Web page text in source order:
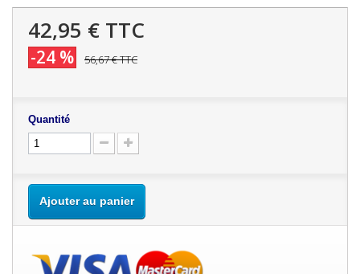
42,95 € TTC
-24 % 56,67 €TTC
Quantité
Ajouter au panier